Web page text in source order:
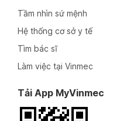
Tầm nhìn sứ mệnh
Hệ thống cơ sở y tế
Tìm bác sĩ
Làm việc tại Vinmec
Tải App MyVinmec